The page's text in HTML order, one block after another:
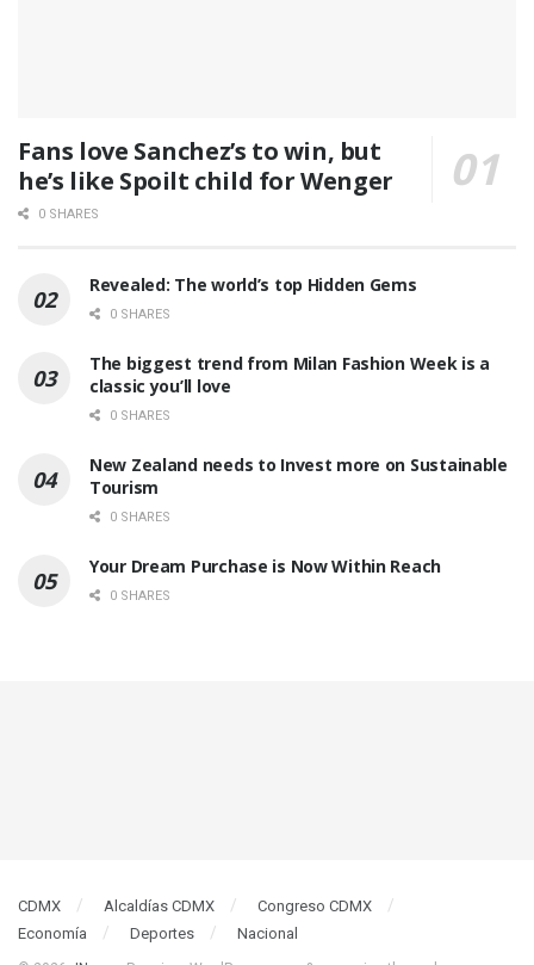
Fans love Sanchez’s to win, but
he’s like Spoilt child for Wenger
0 SHARES
Revealed: The world’s top Hidden Gems
0 SHARES
The biggest trend from Milan Fashion Week is a
classic you’ll love
0 SHARES
New Zealand needs to Invest more on Sustainable
Tourism
0 SHARES
Your Dream Purchase is Now Within Reach
0 SHARES
CDMX Alcaldías CDMX
Congreso CDMX
Economía
Deportes Nacional